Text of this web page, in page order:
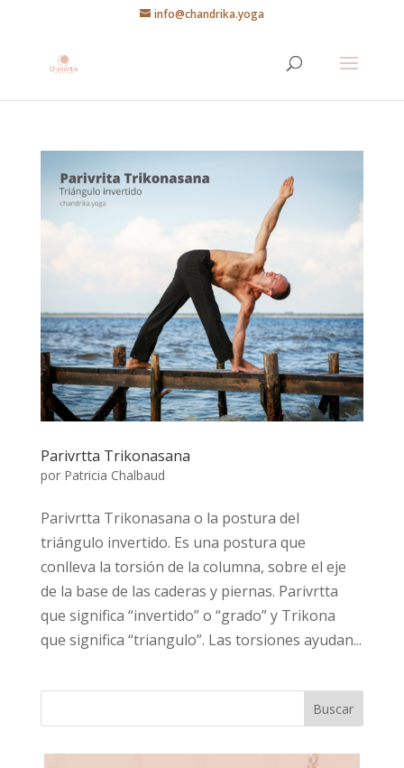
info@chandrika.yoga
Parivrtta Trikonasana
por Patricia Chalbaud
Parivrtta Trikonasana o la postura del
triángulo invertido. Es una postura que
conlleva la torsión de la columna, sobre el eje
de la base de las caderas y piernas. Parivrtta
que significa “invertido” o “grado” y Trikona
que significa “triangulo”. Las torsiones ayudan...